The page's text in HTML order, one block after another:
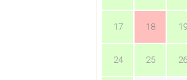
17 18 19
24 25 26